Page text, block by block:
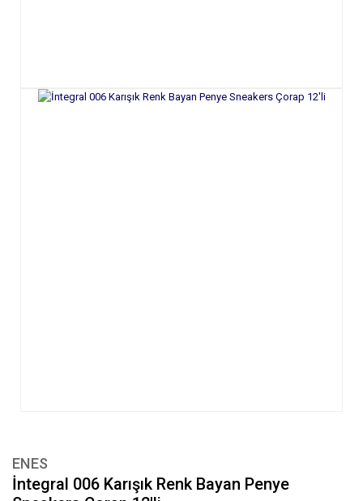
ENES
İntegral 006 Karışık Renk Bayan Penye